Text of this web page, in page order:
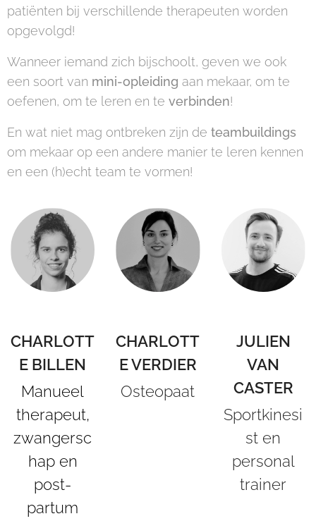
patiënten bij verschillende therapeuten worden
opgevolgd!
Wanneer iemand zich bijschoolt, geven we ook
een soort van mini-opleiding aan mekaar, om te
oefenen, om te leren en te verbinden!
En wat niet mag ontbreken zijn de teambuildings
om mekaar op een andere manier te leren kennen
en een (h)echt team te vormen!
CHARLOTT
E BILLEN
Manueel
therapeut,
zwangersc
hap en
post-
partum
CHARLOTT
E VERDIER
Osteopaat
JULIEN
VAN
CASTER
Sportkinesi
st en
personal
trainer